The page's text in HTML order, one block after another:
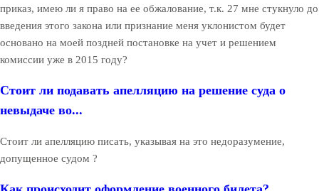
приказ, имею ли я право на ее обжалование, т.к. 27 мне стукнуло до
введения этого закона или признание меня уклонистом будет
основано на моей поздней постановке на учет и решением
комиссии уже в 2015 году?
Стоит ли подавать апелляцию на решение суда о
невыдаче во...
Стоит ли апелляцию писать, указывая на это недоразумение,
допущенное судом ?